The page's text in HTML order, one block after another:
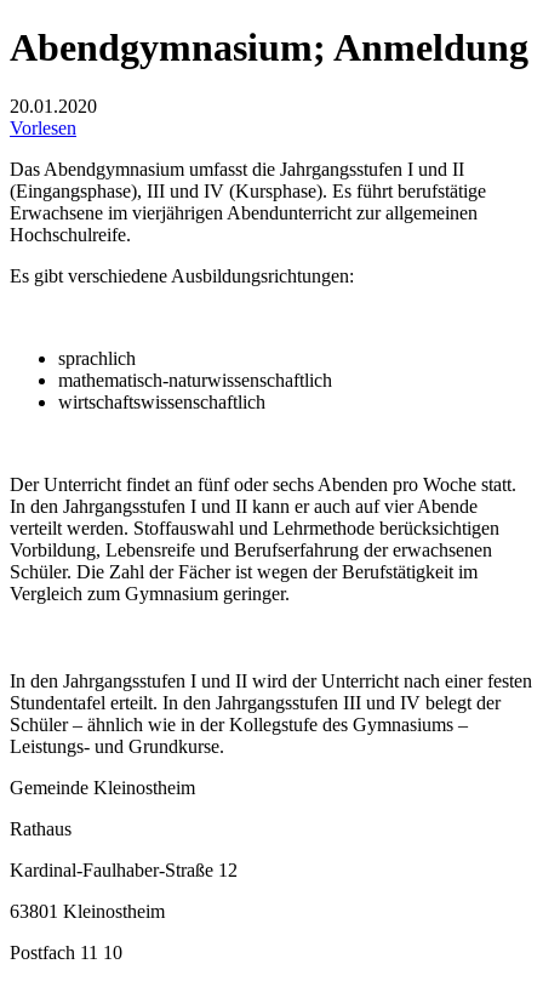
Abendgymnasium; Anmeldung
20.01.2020
Vorlesen
Das Abendgymnasium umfasst die Jahrgangsstufen I und II
(Eingangsphase), III und IV (Kursphase). Es führt berufstätige
Erwachsene im vierjährigen Abendunterricht zur allgemeinen
Hochschulreife.
Es gibt verschiedene Ausbildungsrichtungen:
sprachlich
mathematisch-naturwissenschaftlich
wirtschaftswissenschaftlich
Der Unterricht findet an fünf oder sechs Abenden pro Woche statt.
In den Jahrgangsstufen I und II kann er auch auf vier Abende
verteilt werden. Stoffauswahl und Lehrmethode berücksichtigen
Vorbildung, Lebensreife und Berufserfahrung der erwachsenen
Schüler. Die Zahl der Fächer ist wegen der Berufstätigkeit im
Vergleich zum Gymnasium geringer.
In den Jahrgangsstufen I und II wird der Unterricht nach einer festen
Stundentafel erteilt. In den Jahrgangsstufen III und IV belegt der
Schüler – ähnlich wie in der Kollegstufe des Gymnasiums –
Leistungs- und Grundkurse.
Gemeinde Kleinostheim
Rathaus
Kardinal-Faulhaber-Straße 12
63801 Kleinostheim
Postfach 11 10